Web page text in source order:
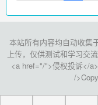
本站所有内容均自动收集
上传，仅供测试和学习交
<a href="/">侵权投诉</
/